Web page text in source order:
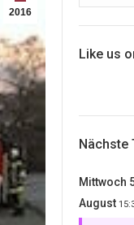
2016
Like us
Nächste
Mittwoch
August